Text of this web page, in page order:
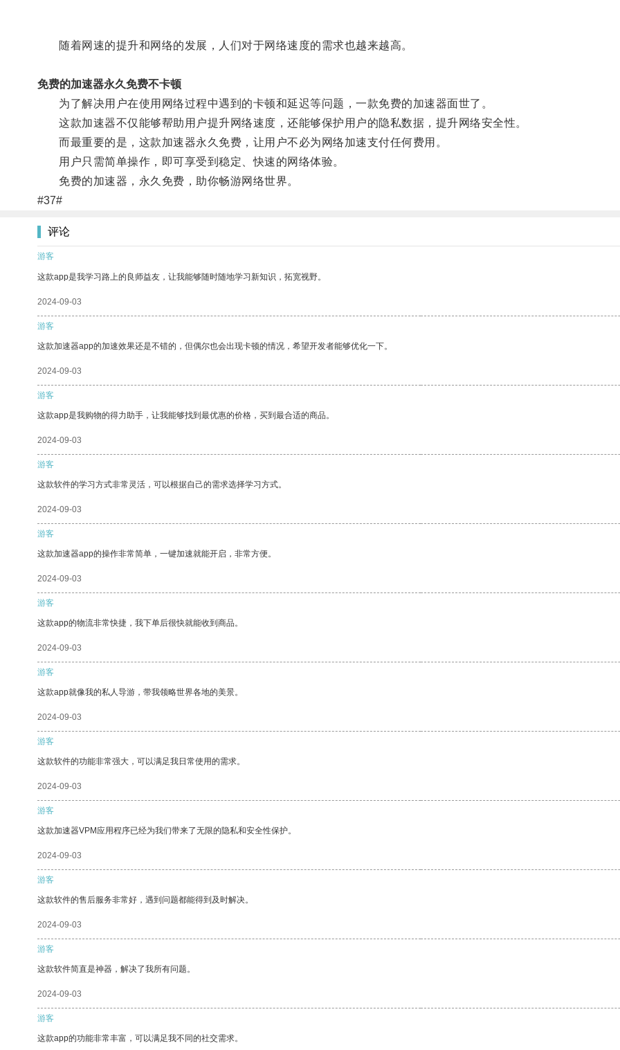
随着网速的提升和网络的发展，人们对于网络速度的需求也越来越高。
免费的加速器永久免费不卡顿
为了解决用户在使用网络过程中遇到的卡顿和延迟等问题，一款免费的加速器面世了。
这款加速器不仅能够帮助用户提升网络速度，还能够保护用户的隐私数据，提升网络安全性。
而最重要的是，这款加速器永久免费，让用户不必为网络加速支付任何费用。
用户只需简单操作，即可享受到稳定、快速的网络体验。
免费的加速器，永久免费，助你畅游网络世界。
#37#
评论
游客
这款app是我学习路上的良师益友，让我能够随时随地学习新知识，拓宽视野。
2024-09-03
游客
这款加速器app的加速效果还是不错的，但偶尔也会出现卡顿的情况，希望开发者能够优化一下。
2024-09-03
游客
这款app是我购物的得力助手，让我能够找到最优惠的价格，买到最合适的商品。
2024-09-03
游客
这款软件的学习方式非常灵活，可以根据自己的需求选择学习方式。
2024-09-03
游客
这款加速器app的操作非常简单，一键加速就能开启，非常方便。
2024-09-03
游客
这款app的物流非常快捷，我下单后很快就能收到商品。
2024-09-03
游客
这款app就像我的私人导游，带我领略世界各地的美景。
2024-09-03
游客
这款软件的功能非常强大，可以满足我日常使用的需求。
2024-09-03
游客
这款加速器VPM应用程序已经为我们带来了无限的隐私和安全性保护。
2024-09-03
游客
这款软件的售后服务非常好，遇到问题都能得到及时解决。
2024-09-03
游客
这款软件简直是神器，解决了我所有问题。
2024-09-03
游客
这款app的功能非常丰富，可以满足我不同的社交需求。